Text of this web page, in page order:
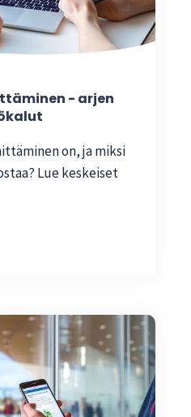
- arjen
on, ja miksi
Lue keskeiset